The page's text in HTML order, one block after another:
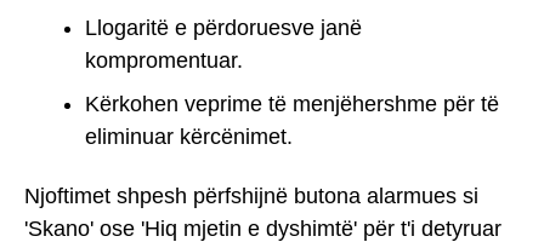
Llogaritë e përdoruesve janë
kompromentuar.
Kërkohen veprime të menjëhershme për të
eliminuar kërcënimet.
Njoftimet shpesh përfshijnë butona alarmues si
'Skano' ose 'Hiq mjetin e dyshimtë' për t'i detyruar